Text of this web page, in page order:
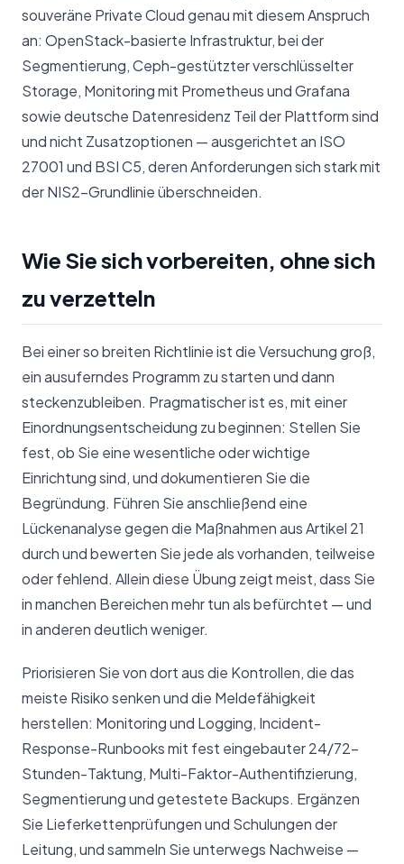
souveräne Private Cloud genau mit diesem Anspruch
an: OpenStack-basierte Infrastruktur, bei der
Segmentierung, Ceph-gestützter verschlüsselter
Storage, Monitoring mit Prometheus und Grafana
sowie deutsche Datenresidenz Teil der Plattform sind
und nicht Zusatzoptionen — ausgerichtet an ISO
27001 und BSI C5, deren Anforderungen sich stark mit
der NIS2-Grundlinie überschneiden.
Wie Sie sich vorbereiten, ohne sich
zu verzetteln
Bei einer so breiten Richtlinie ist die Versuchung groß,
ein ausuferndes Programm zu starten und dann
steckenzubleiben. Pragmatischer ist es, mit einer
Einordnungsentscheidung zu beginnen: Stellen Sie
fest, ob Sie eine wesentliche oder wichtige
Einrichtung sind, und dokumentieren Sie die
Begründung. Führen Sie anschließend eine
Lückenanalyse gegen die Maßnahmen aus Artikel 21
durch und bewerten Sie jede als vorhanden, teilweise
oder fehlend. Allein diese Übung zeigt meist, dass Sie
in manchen Bereichen mehr tun als befürchtet — und
in anderen deutlich weniger.
Priorisieren Sie von dort aus die Kontrollen, die das
meiste Risiko senken und die Meldefähigkeit
herstellen: Monitoring und Logging, Incident-
Response-Runbooks mit fest eingebauter 24/72-
Stunden-Taktung, Multi-Faktor-Authentifizierung,
Segmentierung und getestete Backups. Ergänzen
Sie Lieferkettenprüfungen und Schulungen der
Leitung, und sammeln Sie unterwegs Nachweise —